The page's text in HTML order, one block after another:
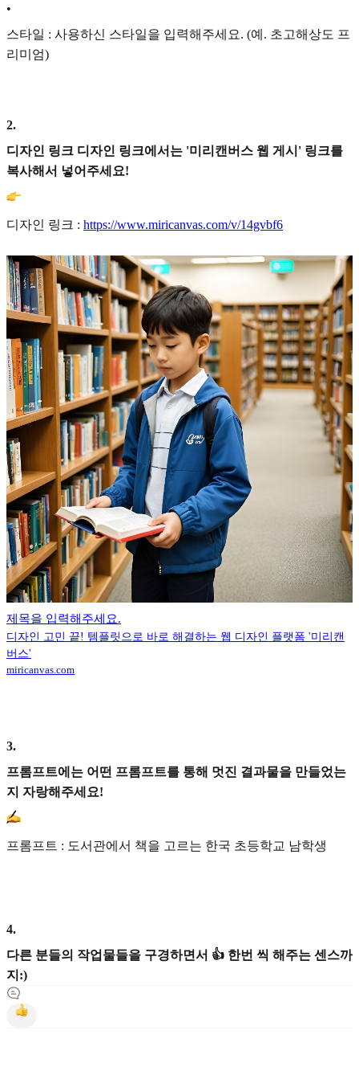
•
스타일 : 사용하신 스타일을 입력해주세요. (예. 초고해상도 프
리미엄)
2.
디자인 링크 디자인 링크에서는 '미리캔버스 웹 게시' 링크를
복사해서 넣어주세요!
디자인 링크 : https://www.miricanvas.com/v/14gvbf6
제목을 입력해주세요.
디자인 고민 끝! 템플릿으로 바로 해결하는 웹 디자인 플랫폼 '미리캔
버스'
miricanvas.com
3.
프롬프트에는 어떤 프롬프트를 통해 멋진 결과물을 만들었는
지 자랑해주세요!
프롬프트 : 도서관에서 책을 고르는 한국 초등학교 남학생
4.
다른 분들의 작업물들을 구경하면서 👍 한번 씩 해주는 센스까
지:)